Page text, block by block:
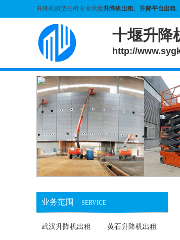
升降机租赁公司专业承接升降机出租、 升降平台出租
十堰升降
http://
业务范围 SERVICE
武汉升降机出租 黄石升降机出租